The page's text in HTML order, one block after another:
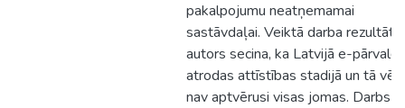
pakalpojumu neatņemamai
sastāvdaļai. Veiktā darba rezultātā
autors secina, ka Latvijā e-
atrodas attīstības stadijā un tā vēl
nav aptvērusi visas jomas. Darbs